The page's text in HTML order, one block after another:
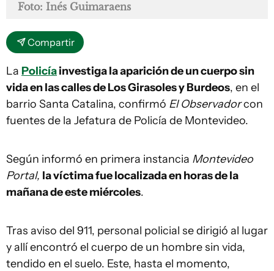
Foto: Inés Guimaraens
Compartir
La Policíainvestiga la aparición de un cuerpo sin
vida en las calles de Los Girasoles y Burdeos, en el
barrio Santa Catalina, confirmó El Observadorcon
fuentes de la Jefatura de Policía de Montevideo.
Según informó en primera instancia Montevideo
Portal, la víctima fue localizada en horas de la
mañana de este miércoles.
Tras aviso del 911, personal policial se dirigió al lugar
y allí encontró el cuerpo de un hombre sin vida,
tendido en el suelo. Este, hasta el momento,